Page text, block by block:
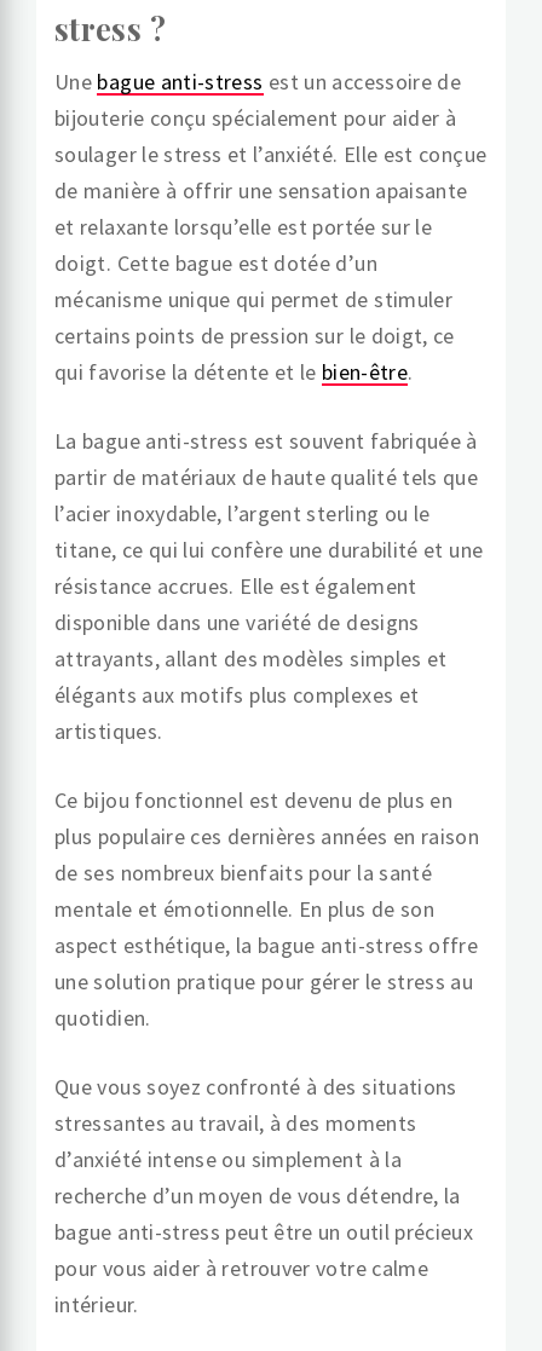
stress ?
Une bague anti-stress est un accessoire de
bijouterie conçu spécialement pour aider à
soulager le stress et l’anxiété. Elle est conçue
de manière à offrir une sensation apaisante
et relaxante lorsqu’elle est portée sur le
doigt. Cette bague est dotée d’un
mécanisme unique qui permet de stimuler
certains points de pression sur le doigt, ce
qui favorise la détente et le bien-être.
La bague anti-stress est souvent fabriquée à
partir de matériaux de haute qualité tels que
l’acier inoxydable, l’argent sterling ou le
titane, ce qui lui confère une durabilité et une
résistance accrues. Elle est également
disponible dans une variété de designs
attrayants, allant des modèles simples et
élégants aux motifs plus complexes et
artistiques.
Ce bijou fonctionnel est devenu de plus en
plus populaire ces dernières années en raison
de ses nombreux bienfaits pour la santé
mentale et émotionnelle. En plus de son
aspect esthétique, la bague anti-stress offre
une solution pratique pour gérer le stress au
quotidien.
Que vous soyez confronté à des situations
stressantes au travail, à des moments
d’anxiété intense ou simplement à la
recherche d’un moyen de vous détendre, la
bague anti-stress peut être un outil précieux
pour vous aider à retrouver votre calme
intérieur.